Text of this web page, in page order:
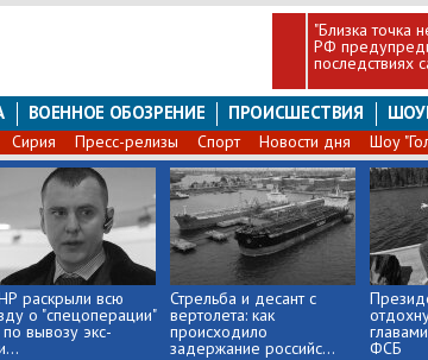
"Близка точка
РФ
последствиях
ВОЕННОЕ ОБОЗРЕНИЕ ПРОИСШЕСТВИЯ
Сирия Пресс-релизы Спорт Новости дня Шоу
раскрыли всю
о "спецоперации"
вывозу экс-
Стрельба и десант с
вертолета: как
происходило
задержание российс... ФСБ